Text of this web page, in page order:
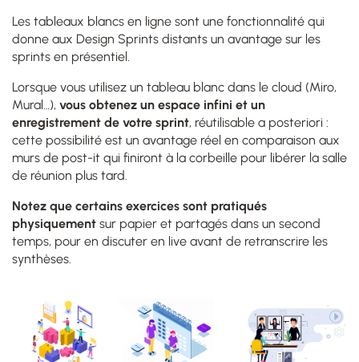
Les tableaux blancs en ligne sont une fonctionnalité qui
donne aux Design Sprints distants un avantage sur les
sprints en présentiel.
Lorsque vous utilisez un tableau blanc dans le cloud (Miro,
Mural…), vous obtenez un espace infini et un
enregistrement de votre sprint, réutilisable a posteriori :
cette possibilité est un avantage réel en comparaison aux
murs de post-it qui finiront à la corbeille pour libérer la salle
de réunion plus tard.
Notez que certains exercices sont pratiqués
physiquement sur papier et partagés dans un second
temps, pour en discuter en live avant de retranscrire les
synthèses.